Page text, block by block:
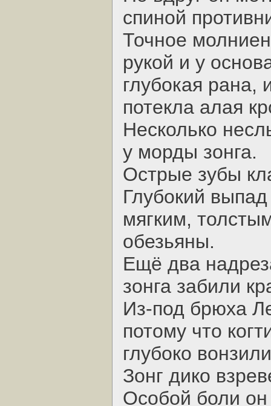
спиной
Точное
рукой и у
глубокая рана,
потекла алая
Несколько
у морды зонга.
Острые зубы
Глубокий
мягким,
обезьяны.
Ещё два
зонга забили
Из-под брюха
потому что
глубоко
Зонг дико
Особой боли он